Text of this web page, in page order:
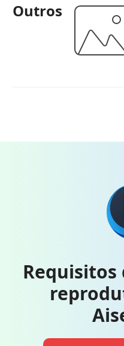
Outros
Requisitos